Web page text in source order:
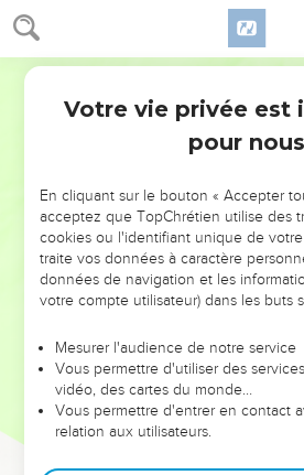
NE MANQUEZ PAS
DE
ET SI LEURS ERREURS
VOTRES ?
leur foi ou leur vision. Mais on voit
et les saisons difficiles qu'ils ont
sont elles qui les ont
Dans cette conférence, leaders,
Votre vie privée est
pour nous
En cliquant sur le bouton « Accepter
acceptez que TopChrétien utilise des
cookies ou l'identifiant unique de
traite vos données à caractère
données de navigation et les
votre compte utilisateur) dans les buts
Mesurer l'audience de notre service
Vous permettre d'utiliser des
vidéo, des cartes du monde…
Vous permettre d'entrer en contact
relation aux utilisateurs.